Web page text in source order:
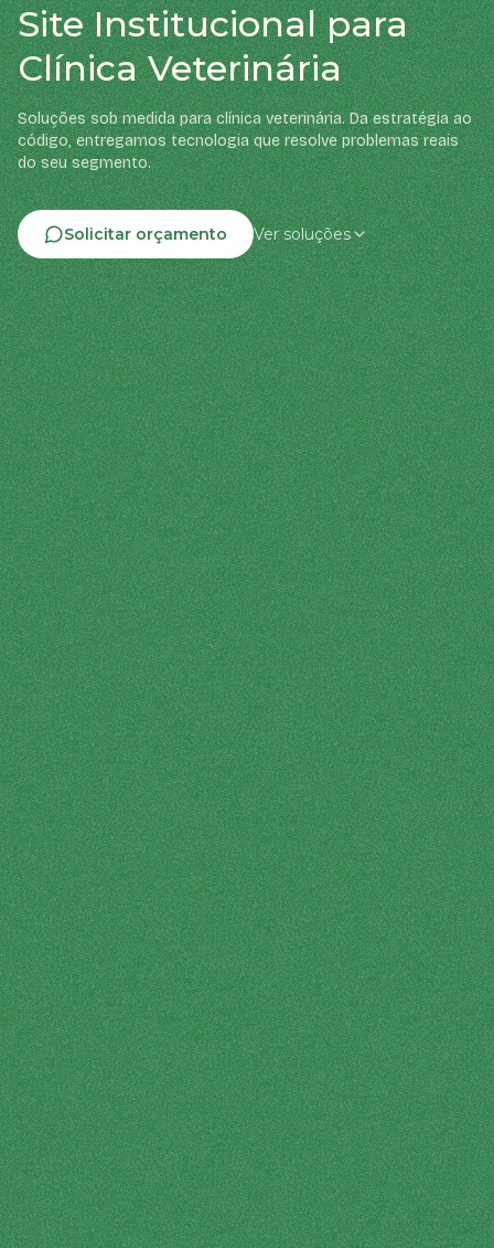
Site Institucional para
Clínica Veterinária
Soluções sob medida para clínica veterinária. Da estratégia ao
código, entregamos tecnologia que resolve problemas reais
do seu segmento.
Solicitar orçamento Ver soluções